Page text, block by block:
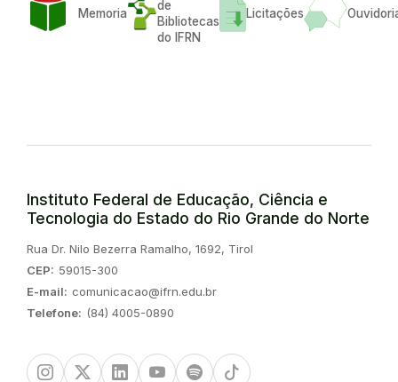
Memoria
de
Bibliotecas
do IFRN
Licitações
Instituto Federal de Educação, Ciência e
Tecnologia do Estado do Rio Grande do Norte
Endereço:
Rua Dr. Nilo Bezerra Ramalho, 1692, Tirol
CEP: 59015-300
E-mail: comunicacao@ifrn.edu.br
Telefone: (84) 4005-0890
InstagramTwitter/XLinkedinYoutubeSpotify TikTok